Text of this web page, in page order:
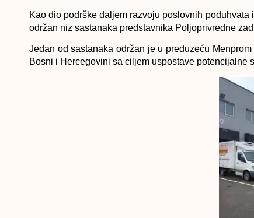
Kao dio podrške daljem razvoju poslovnih
održan niz sastanaka predstavnika Poljoprivredne
Jedan od sastanaka održan je u preduzeću
Bosni i Hercegovini sa ciljem uspostave potencijalne